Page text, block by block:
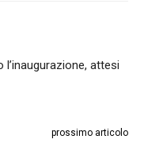
l’inaugurazione, attesi
prossimo articolo